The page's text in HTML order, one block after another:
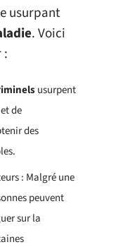
usurpant
. Voici
:
usurpent
de
des
: Malgré une
peuvent
sur la